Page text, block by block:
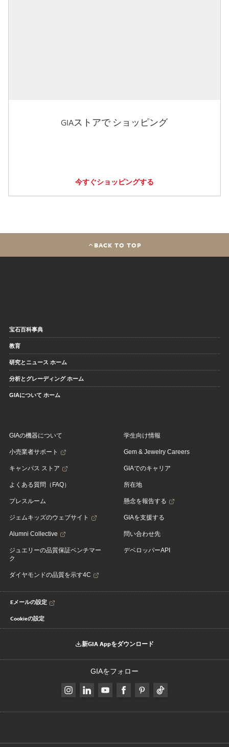
GIAストアで ショッピング
今すぐショッピングする
BACK TO TOP
宝石百科事典
教育
研究とニュース ホーム
分析とグレーディング ホーム
GIAについて ホーム
GIAの機器について
小売業者サポート
キャンパス ストア
よくある質問（FAQ）
プレスルーム
ジェムキッズのウェブサイト
Alumni Collective
ジュエリーの品質保証ベンチマー
ク
ダイヤモンドの品質を示す4C
学生向け情報
Gem & Jewelry Careers
GIAでのキャリア
所在地
懸念を報告する
GIAを支援する
問い合わせ先
デベロッパーAPI
Eメールの設定
Cookieの設定
新GIA Appをダウンロード
GIAをフォロー